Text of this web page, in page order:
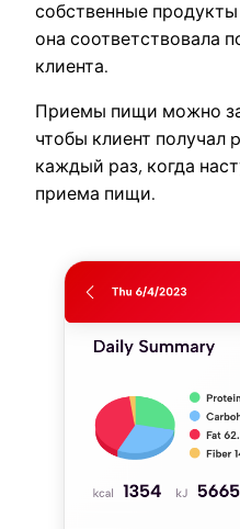
собственные
она соответствовала
клиента.
Приемы пищи можно
чтобы клиент получал
каждый раз, когда
приема пищи.